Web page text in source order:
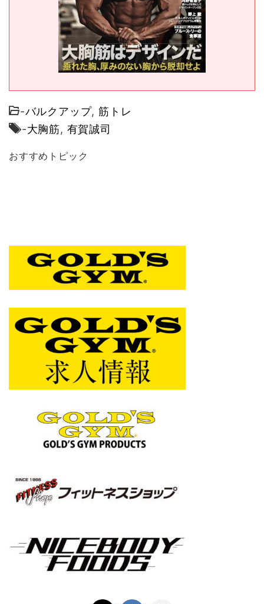
-バルクアップ,筋トレ
-大胸筋, 有賀誠司
おすすめトピック